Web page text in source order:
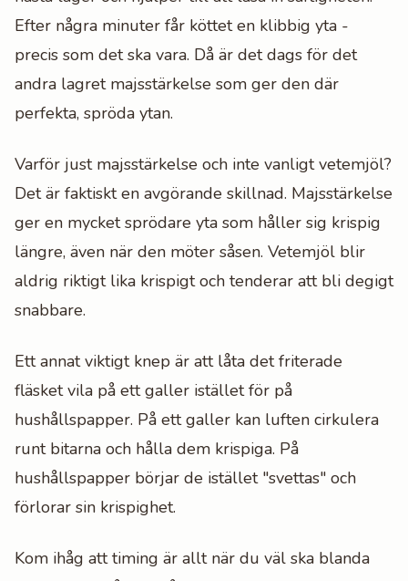
Efter några minuter får köttet en klibbig yta -
precis som det ska vara. Då är det dags för det
andra lagret majsstärkelse som ger den där
perfekta, spröda ytan.
Varför just majsstärkelse och inte vanligt vetemjöl?
Det är faktiskt en avgörande skillnad. Majsstärkelse
ger en mycket sprödare yta som håller sig krispig
längre, även när den möter såsen. Vetemjöl blir
aldrig riktigt lika krispigt och tenderar att bli degigt
snabbare.
Ett annat viktigt knep är att låta det friterade
fläsket vila på ett galler istället för på
hushållspapper. På ett galler kan luften cirkulera
runt bitarna och hålla dem krispiga. På
hushållspapper börjar de istället "svettas" och
förlorar sin krispighet.
Kom ihåg att timing är allt när du väl ska blanda